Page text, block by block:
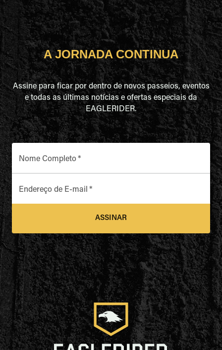
A JORNADA CONTINUA
Assine para ficar por dentro de novos passeios, eventos
e todas as últimas notícias e ofertas especiais da
EAGLERIDER.
Nome Completo*
Endereço de E-mail *
ASSINAR